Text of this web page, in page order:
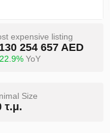
expensive listing
254 657 AED
22.9% YoY
Size
τ.μ.